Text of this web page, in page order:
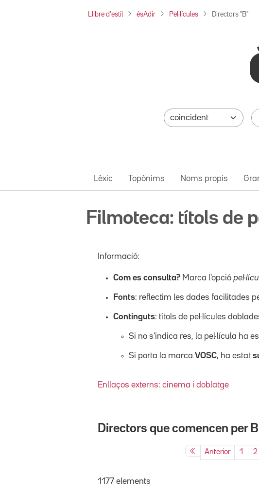
Llibre d'estil ésAdir Pel·lícules Directors "B"
Lèxic Topònims Noms propis
Filmoteca: títols de
Informació:
Com es consulta? Marca l'opció
Fonts: reflectim les dades facilitades
Continguts: títols de pel·lícules
Si no s'indica res, la pel·lícula ha
Si porta la marca VOSC, ha estat
Enllaços externs: cinema i doblatge
Directors que comencen per B
Anterior 1 2
1177 elements